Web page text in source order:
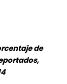
de